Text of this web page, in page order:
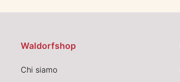
Waldorfshop
Chi siamo